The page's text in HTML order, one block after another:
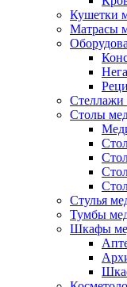
Кушетки
Матраcы
Стеллажи
Столы
Стулья
Тумбы
Шкафы